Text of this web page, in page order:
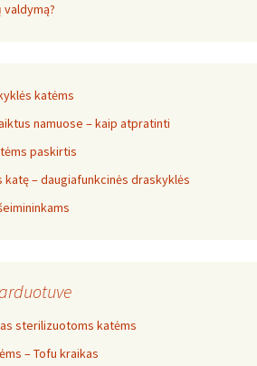
katėms
namuose – kaip atpratinti
paskirtis
katę – daugiafunkcinės draskyklės
sterilizuotoms katėms
– Tofu kraikas